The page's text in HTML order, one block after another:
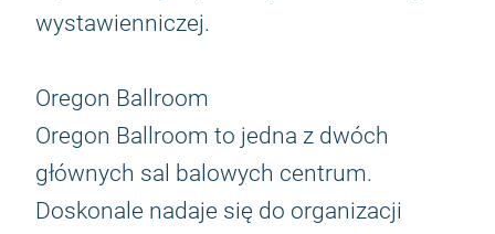
wystawienniczej.
Oregon Ballroom
Oregon Ballroom to jedna z dwóch
głównych sal balowych centrum.
Doskonale nadaje się do organizacji